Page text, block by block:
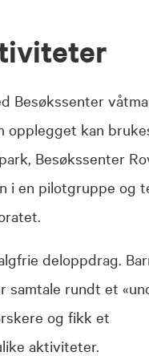
Besøkssenter
opplegget kan
Besøkssenter
i en pilotgruppe og
deloppdrag.
samtale rundt et
og fikk et
aktiviteter.